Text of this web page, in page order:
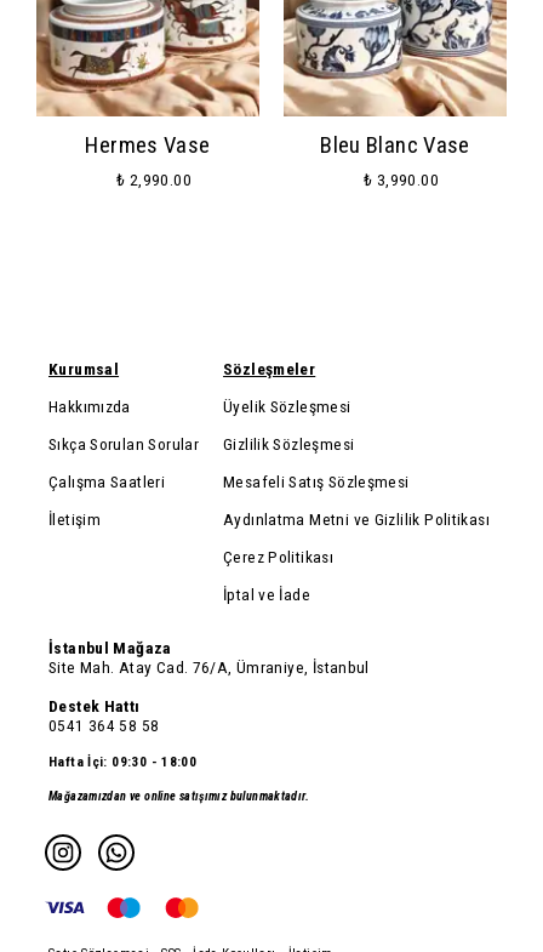
Hermes Vase
₺ 2,990.00
Bleu Blanc Vase
₺ 3,990.00
Kurumsal
Hakkımızda
Sıkça Sorulan Sorular
Çalışma Saatleri
İletişim
Sözleşmeler
Üyelik Sözleşmesi
Gizlilik Sözleşmesi
Mesafeli Satış Sözleşmesi
Aydınlatma Metni ve Gizlilik Politikası
Çerez Politikası
İptal ve İade
İstanbul Mağaza
Site Mah. Atay Cad. 76/A, Ümraniye, İstanbul
Destek Hattı
0541 364 58 58
Hafta İçi: 09:30 - 18:00
Mağazamızdan ve online satışımız bulunmaktadır.